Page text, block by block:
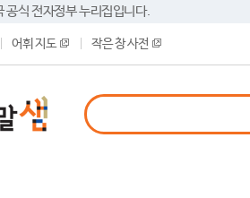
공식 전자정부 누리집입니다.
어휘 지도 작은 창 사전